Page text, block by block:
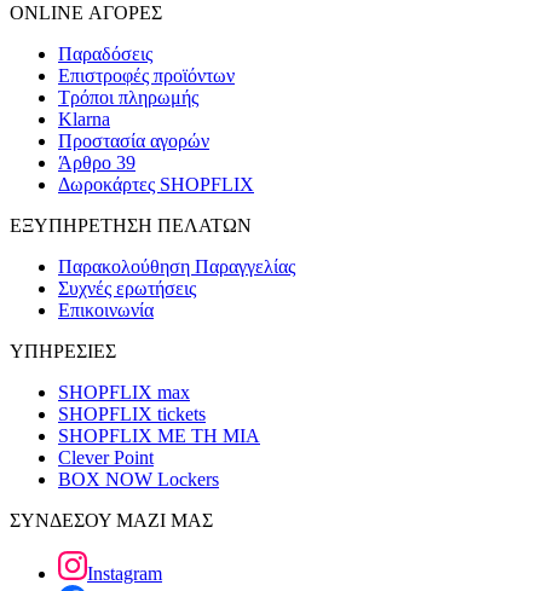
ONLINE ΑΓΟΡΕΣ
Παραδόσεις
Επιστροφές προϊόντων
Τρόποι πληρωμής
Klarna
Προστασία αγορών
Άρθρο 39
Δωροκάρτες SHOPFLIX
ΕΞΥΠΗΡΕΤΗΣΗ ΠΕΛΑΤΩΝ
Παρακολούθηση Παραγγελίας
Συχνές ερωτήσεις
Επικοινωνία
ΥΠΗΡΕΣΙΕΣ
SHOPFLIX max
SHOPFLIX tickets
SHOPFLIX ΜΕ ΤΗ ΜΙΑ
Clever Point
BOX NOW Lockers
ΣΥΝΔΕΣΟΥ ΜΑΖΙ ΜΑΣ
Instagram